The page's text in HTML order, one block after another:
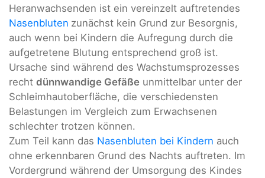
Heranwachsenden ist ein vereinzelt auftretendes
Nasenbluten zunächst kein Grund zur Besorgnis,
auch wenn bei Kindern die Aufregung durch die
aufgetretene Blutung entsprechend groß ist.
Ursache sind während des Wachstumsprozesses
recht dünnwandige Gefäße unmittelbar unter der
Schleimhautoberfläche, die verschiedensten
Belastungen im Vergleich zum Erwachsenen
schlechter trotzen können.
Zum Teil kann das Nasenbluten bei Kindern auch
ohne erkennbaren Grund des Nachts auftreten. Im
Vordergrund während der Umsorgung des Kindes